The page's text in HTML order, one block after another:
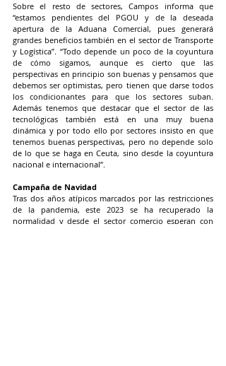
Sobre el resto de sectores, Campos informa que
“estamos pendientes del PGOU y de la deseada
apertura de la Aduana Comercial, pues generará
grandes beneficios también en el sector de Transporte
y Logística”. “Todo depende un poco de la coyuntura
de cómo sigamos, aunque es cierto que las
perspectivas en principio son buenas y pensamos que
debemos ser optimistas, pero tienen que darse todos
los condicionantes para que los sectores suban.
Además tenemos que destacar que el sector de las
tecnológicas también está en una muy buena
dinámica y por todo ello por sectores insisto en que
tenemos buenas perspectivas, pero no depende solo
de lo que se haga en Ceuta, sino desde la coyuntura
nacional e internacional”.
Campaña de Navidad
Tras dos años atípicos marcados por las restricciones
de la pandemia, este 2023 se ha recuperado la
normalidad y desde el sector comercio esperan con